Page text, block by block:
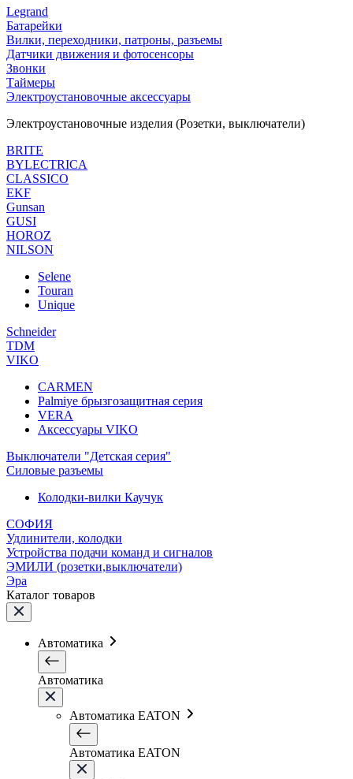
Legrand
Батарейки
Вилки, переходники, патроны, разъемы
Датчики движения и фотосенсоры
Звонки
Таймеры
Электроустановочные аксессуары
Электроустановочные изделия (Розетки, выключатели)
BRITE
BYLECTRICA
CLASSICO
EKF
Gunsan
GUSI
HOROZ
NILSON
Selene
Touran
Unique
Schneider
TDM
VIKO
CARMEN
Palmiye брызгозащитная серия
VERA
Аксессуары VIKO
Выключатели "Детская серия"
Силовые разъемы
Колодки-вилки Каучук
СОФИЯ
Удлинители, колодки
Устройства подачи команд и сигналов
ЭМИЛИ (розетки,выключатели)
Эра
Каталог товаров
Автоматика
Автоматика
Автоматика EATON
Автоматика EATON